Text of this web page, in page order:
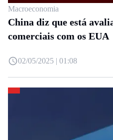
Macroeconomia
China diz que está
comerciais com os EUA
02/05/2025 | 01:08